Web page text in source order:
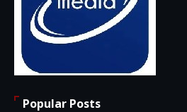
Popular Posts